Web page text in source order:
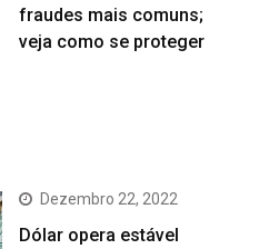
fraudes mais comuns;
veja como se proteger
Dezembro 22, 2022
Dólar opera estável